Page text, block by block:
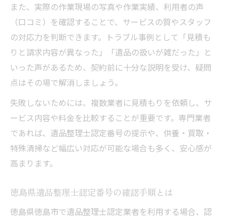
また、実際の作業現場の写真や作業実績、利用者の声
（口コミ）を確認することで、サービスの質やスタッフ
の対応力を判断できます。トラブル事例として「見積も
りと請求内容が異なった」「遺品の扱いが雑だった」と
いった声があるため、契約前に十分な説明を受け、疑問
点はその場で解消しましょう。
失敗しないためには、複数業者に見積もりを依頼し、サ
ービス内容や料金を比較することが重要です。専門業者
であれば、遺品整理士認定番号の提示や、供養・買取・
特殊清掃など幅広い対応が可能な場合も多く、安心感が
高まります。
徳島県遺品整理士認定番号の確認手順とは
徳島県徳島市で遺品整理士認定業者を利用する場合、認